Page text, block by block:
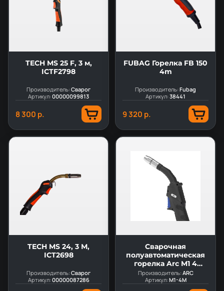
TECH MS 25 F, 3 м,
ICTF2798
Производитель:Сварог
Артикул:00000099813
8 300 р.
FUBAG Горелка FB 150
4m
Производитель:Fubag
Артикул:38441
9 320 р.
TECH MS 24, 3 М,
ICT2698
Производитель:Сварог
Артикул:00000087286
Сварочная
полуавтоматическая
горелка Arc M1 4
метра (MIG/MAG)
Производитель:ARC
Артикул:M1-4M